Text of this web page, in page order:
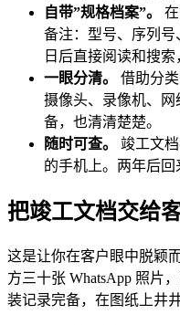
自带”规格档案”。
备注：型号、序列号
日后直接阅读和搜索
一眼分清。
借助分
摄像头、录像机、
备，也清清楚楚。
随时可查。
竣工文
的手机上。两年后回
把竣工文档交给
这是让你在客户眼中脱颖
方三十张 WhatsApp 照片
装记录完备，在图纸上井井